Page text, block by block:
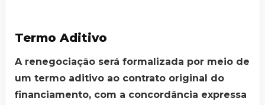
Termo Aditivo
A renegociação será formalizada por meio de
um termo aditivo ao contrato original do
financiamento, com a concordância expressa